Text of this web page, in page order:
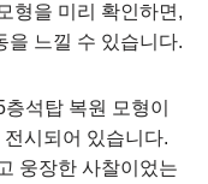
형을 미리 확인하면,
을 느낄 수 있습니다.
석탑 복원 모형이
시되어 있습니다.
웅장한 사찰이었는